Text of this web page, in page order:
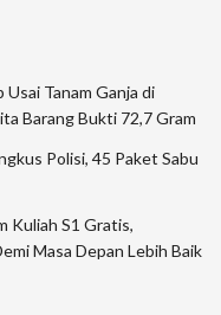
Tanam Ganja di
Barang Bukti 72,7 Gram
Polisi, 45 Paket Sabu
Kuliah S1 Gratis,
Masa Depan Lebih Baik